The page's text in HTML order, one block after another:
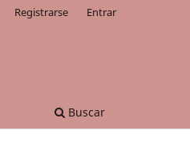
Buscar
Registrarse Entrar